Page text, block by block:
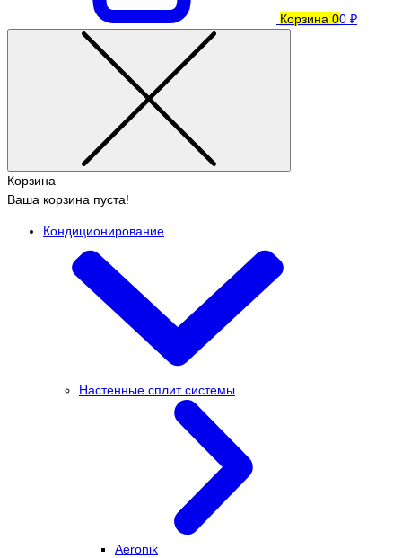
Корзина 00 ₽
Корзина
Ваша корзина пуста!
Кондиционирование
Настенные сплит системы
Aeronik